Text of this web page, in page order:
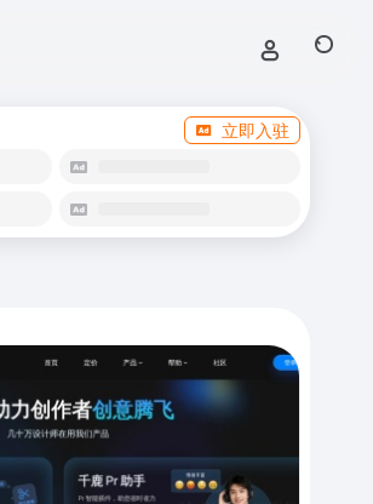
立即入驻